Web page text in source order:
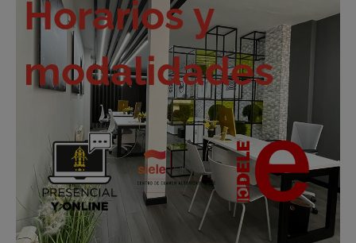
Horarios y
modalidades